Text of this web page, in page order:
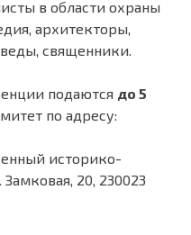
в области охраны
архитекторы,
священники.
подаются до 5
по адресу:
историко-
20, 230023